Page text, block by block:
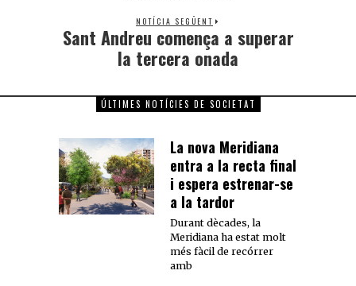
NOTÍCIA SEGÜENT
Sant Andreu comença a superar
la tercera onada
ÚLTIMES NOTÍCIES DE SOCIETAT
La nova Meridiana
entra a la recta final
i espera estrenar-se
a la tardor
Durant dècades, la
Meridiana ha estat molt
més fàcil de recórrer
amb